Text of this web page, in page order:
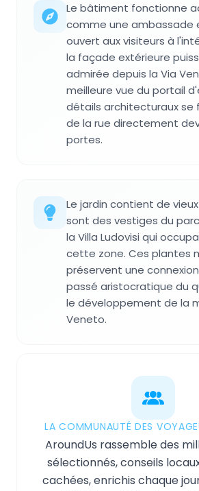
Le bâtiment fonctionne
comme une ambassade
ouvert aux visiteurs à
la façade extérieure
admirée depuis la Via
meilleure vue du portail
détails architecturaux se
de la rue directement
portes.
Le jardin contient de
sont des vestiges du
la Villa Ludovisi qui
cette zone. Ces plantes
préservent une
passé aristocratique du
le développement de la
Veneto.
LA COMMUNAUTÉ DES
AroundUs rassemble des
sélectionnés, conseils
cachées, enrichis chaque